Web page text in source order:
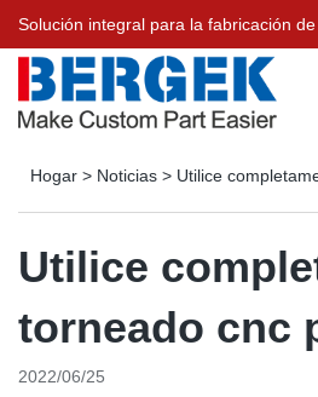
Solución integral para la fabricación
Hogar > Noticias > Utilice
Utilice
torneado cnc
2022/06/25